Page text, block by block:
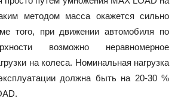
методом масса окажется сильно
того, при движении автомобиля по
возможно неравномерное
на колеса. Номинальная нагрузка
должна быть на 20-30 %